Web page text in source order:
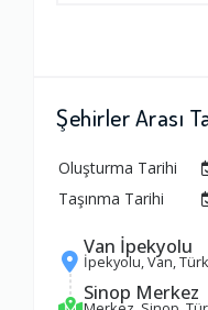
Şehirler Arası
Oluşturma Tarihi
Taşınma Tarihi
Van İpekyolu
İpekyolu, Van,
Sinop Merkez